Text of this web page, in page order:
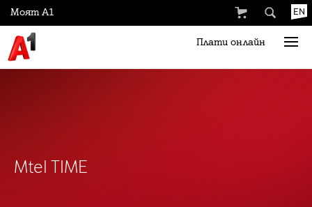
EN
Плати онлайн
Моят А1
Mtel TIME